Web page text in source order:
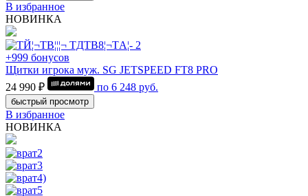
В избранное
НОВИНКА
+999 бонусов
Щитки игрока муж. SG JETSPEED FT8 PRO
24 990 ₽
по 6 248 руб.
быстрый просмотр
В избранное
НОВИНКА